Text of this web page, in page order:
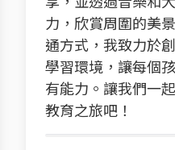
力，欣賞周圍的美
通方式，我致力於
學習環境，讓每個
有能力。讓我們一
教育之旅吧！